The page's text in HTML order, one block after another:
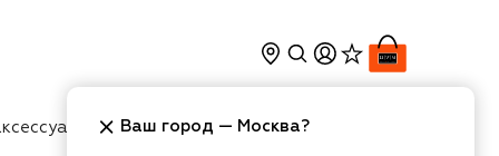
Косметика Интерьер
Ваш город — Москва?